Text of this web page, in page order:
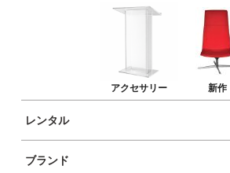
アクセサリー 新作
レンタル
ブランド
商品イメージ